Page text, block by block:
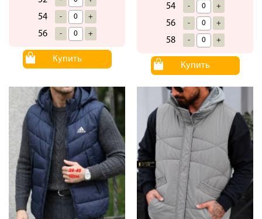
54 - +
56 - +
Купить
54 - +
56 - +
58 - +
Купить